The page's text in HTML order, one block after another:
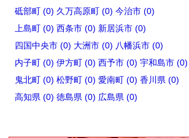
砥部町 (0) 久万高原町 (0) 今治市 (0)
上島町 (0) 西条市 (0) 新居浜市 (0)
四国中央市 (0) 大洲市 (0) 八幡浜市 (0)
内子町 (0) 伊方町 (0) 西予市 (0) 宇和島市 (0)
鬼北町 (0) 松野町 (0) 愛南町 (0) 香川県 (0)
高知県 (0) 徳島県 (0) 広島県 (0)